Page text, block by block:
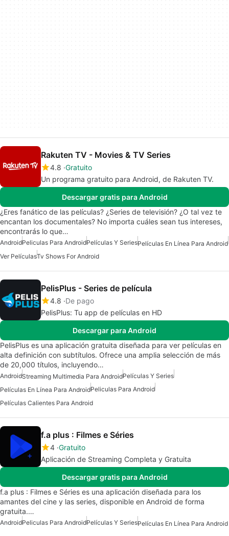
Rakuten TV - Movies & TV Series
4.8 Gratuito
Un programa gratuito para Android, de Rakuten TV.
Descargar gratis para Android
¿Eres fanático de las películas? ¿Series de televisión? ¿O tal vez te
encantan los documentales? No importa cuáles sean tus intereses,
encontrarás lo que…
AndroidPeliculas Para AndroidPelículas Y SeriesPelículas En Línea Para Android
Ver PelículasTv Shows For Android
PelisPlus - Series de película
4.8 De pago
PelisPlus: Tu app de películas en HD
Descargar para Android
PelisPlus es una aplicación gratuita diseñada para ver películas en
alta definición con subtítulos. Ofrece una amplia selección de más
de 20,000 títulos, incluyendo…
AndroidStreaming Multimedia Para AndroidPelículas Y Series
Películas En Línea Para AndroidPeliculas Para Android
Películas Calientes Para Android
f.a plus : Filmes e Séries
4 Gratuito
Aplicación de Streaming Completa y Gratuita
Descargar gratis para Android
f.a plus : Filmes e Séries es una aplicación diseñada para los
amantes del cine y las series, disponible en Android de forma
gratuita.…
AndroidPeliculas Para AndroidPelículas Y SeriesPelículas En Línea Para Android